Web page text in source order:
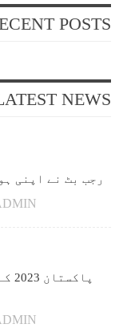
POSTS
NEWS
رجب بٹ نے اپنی